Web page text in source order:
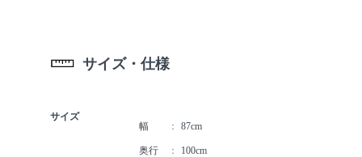
サイズ・仕様
サイズ
幅
87cm
奥行 100cm